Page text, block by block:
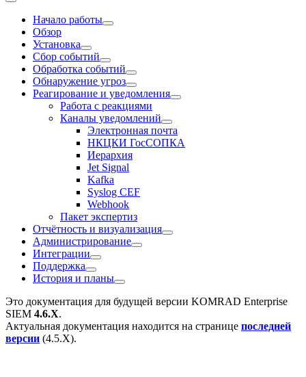
Начало работы
Обзор
Установка
Сбор событий
Обработка событий
Обнаружение угроз
Реагирование и уведомления
Работа с реакциями
Каналы уведомлений
Электронная почта
НКЦКИ ГосСОПКА
Иерархия
Jet Signal
Kafka
Syslog CEF
Webhook
Пакет экспертиз
Отчётность и визуализация
Администрирование
Интеграции
Поддержка
История и планы
Это документация для будущей версии KOMRAD Enterprise
SIEM 4.6.X.
Актуальная документация находится на странице последней
версии (4.5.X).